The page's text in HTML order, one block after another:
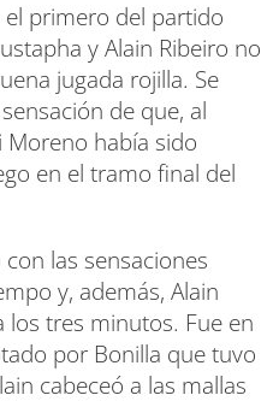
primero del partido
y Alain Ribeiro no
jugada rojilla. Se
de que, al
Moreno había sido
en el tramo final del
las sensaciones
y, además, Alain
los tres minutos. Fue en
por Bonilla que tuvo
cabeceó a las mallas